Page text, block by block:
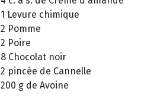
1 Levure chimique
2 Pomme
2 Poire
8 Chocolat noir
2 pincée de Cannelle
200 g de Avoine